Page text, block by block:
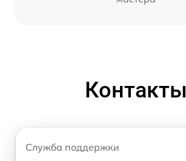
Контакты
Служба поддержки